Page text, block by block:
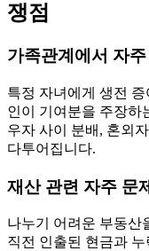
쟁점
가족관계에서 자
특정 자녀에게 생전
인이 기여분을 주장하
우자 사이 분배, 혼외
다투어집니다.
재산 관련 자주 문
나누기 어려운 부동산
직전 인출된 현금과